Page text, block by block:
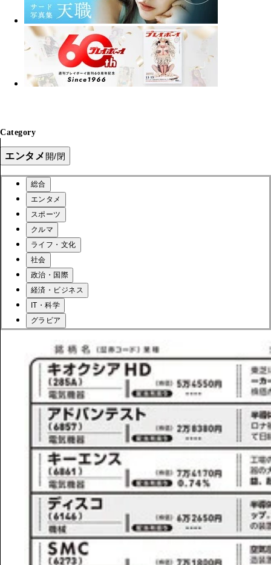
Category
エンタメ 開/閉
総合
エンタメ
スポーツ
クルマ
ライフ・文化
社会
政治・国際
経済・ビジネス
IT・科学
グラビア